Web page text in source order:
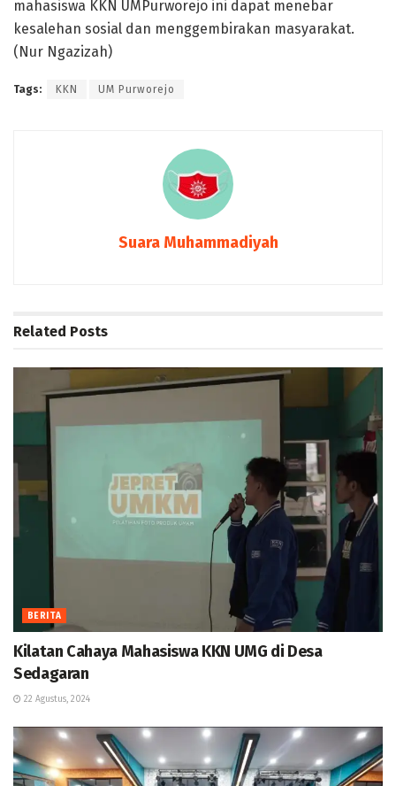
mahasiswa KKN UMPurworejo ini dapat menebar
kesalehan sosial dan menggembirakan masyarakat.
(Nur Ngazizah)
Tags: KKN UM Purworejo
Suara Muhammadiyah
Related Posts
BERITA
Kilatan Cahaya Mahasiswa KKN UMG di Desa
Sedagaran
22 Agustus, 2024